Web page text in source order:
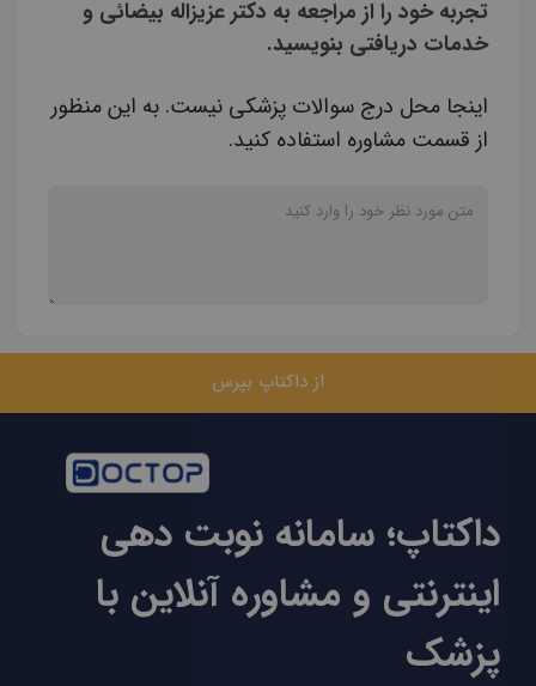
تجربه خود را از مراجعه به دکتر عزیزاله بیضائی و
خدمات دریافتی بنویسید.
اینجا محل درج سوالات پزشکی نیست. به این منظور
از قسمت مشاوره استفاده کنید.
از داکتاپ بپرس
داکتاپ؛ سامانه نوبت دهی
اینترنتی و مشاوره آنلاین با
پزشک